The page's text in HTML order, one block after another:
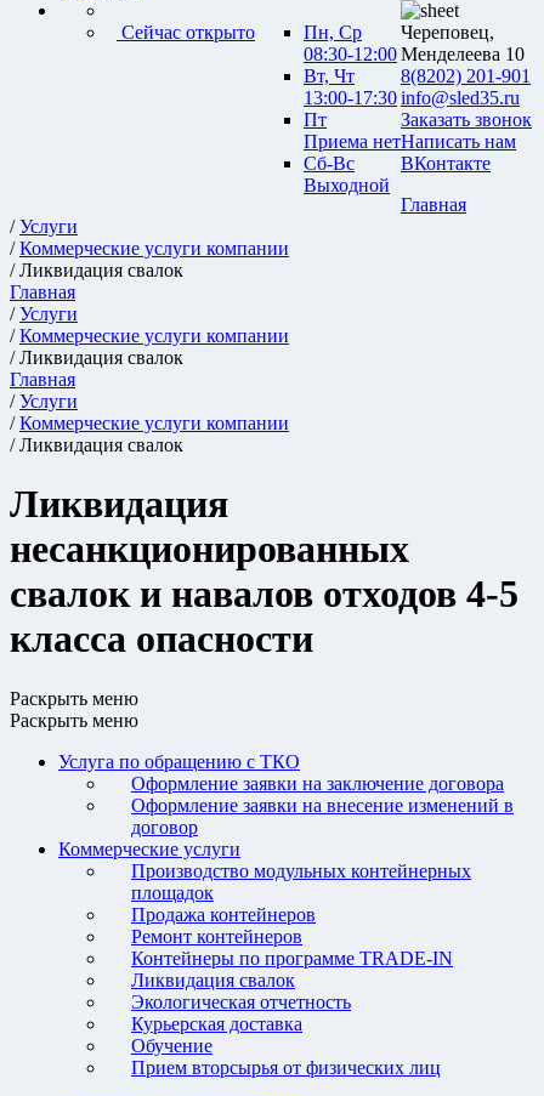
Сейчас открыто
Пн, Ср
08:30-12:00
Вт, Чт
13:00-17:30
Пт
Приема нет
Сб-Вс
Выходной
Череповец,
Менделеева 10
8(8202) 201-901
info@sled35.ru
Заказать звонок
Написать нам
ВКонтакте
Главная
/Услуги
/Коммерческие услуги компании
/ Ликвидация свалок
Главная
/Услуги
/Коммерческие услуги компании
/ Ликвидация свалок
Главная
/Услуги
/Коммерческие услуги компании
/ Ликвидация свалок
Ликвидация
несанкционированных
свалок и навалов отходов 4-5
класса опасности
Раскрыть меню
Раскрыть меню
Услуга по обращению с ТКО
Оформление заявки на заключение договора
Оформление заявки на внесение изменений в
договор
Коммерческие услуги
Производство модульных контейнерных
площадок
Продажа контейнеров
Ремонт контейнеров
Контейнеры по программе TRADE-IN
Ликвидация свалок
Экологическая отчетность
Курьерская доставка
Обучение
Прием вторсырья от физических лиц